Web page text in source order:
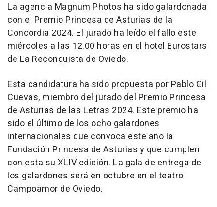
La agencia Magnum Photos ha sido galardonada
con el Premio Princesa de Asturias de la
Concordia 2024. El jurado ha leído el fallo este
miércoles a las 12.00 horas en el hotel Eurostars
de La Reconquista de Oviedo.
Esta candidatura ha sido propuesta por Pablo Gil
Cuevas, miembro del jurado del Premio Princesa
de Asturias de las Letras 2024. Este premio ha
sido el último de los ocho galardones
internacionales que convoca este año la
Fundación Princesa de Asturias y que cumplen
con esta su XLIV edición. La gala de entrega de
los galardones será en octubre en el teatro
Campoamor de Oviedo.